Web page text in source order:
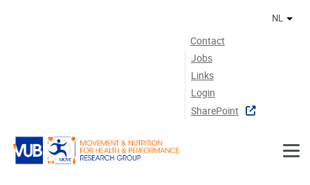
Contact
Jobs
Links
Login
SharePoint
NL